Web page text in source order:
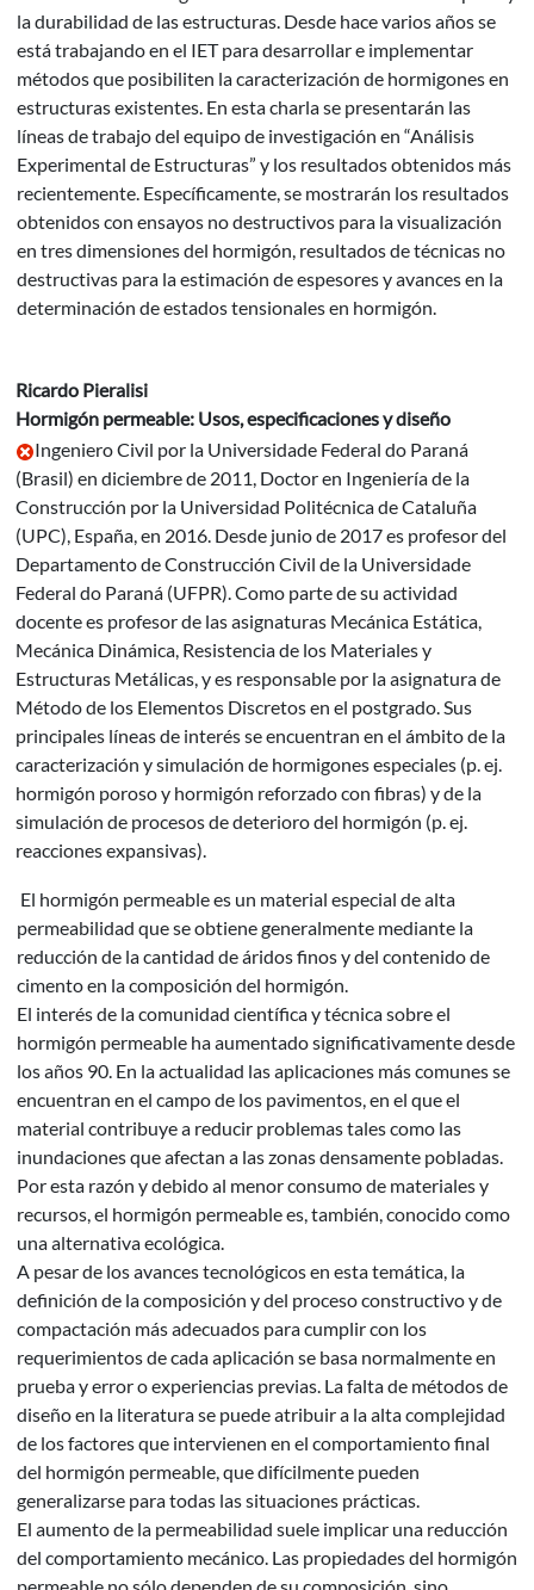
la durabilidad de las estructuras. Desde hace varios años se
está trabajando en el IET para desarrollar e implementar
métodos que posibiliten la caracterización de hormigones en
estructuras existentes. En esta charla se presentarán las
líneas de trabajo del equipo de investigación en “Análisis
Experimental de Estructuras” y los resultados obtenidos más
recientemente. Específicamente, se mostrarán los resultados
obtenidos con ensayos no destructivos para la visualización
en tres dimensiones del hormigón, resultados de técnicas no
destructivas para la estimación de espesores y avances en la
determinación de estados tensionales en hormigón.
Ricardo Pieralisi
Hormigón permeable: Usos, especificaciones y diseño
Ingeniero Civil por la Universidade Federal do Paraná
(Brasil) en diciembre de 2011, Doctor en Ingeniería de la
Construcción por la Universidad Politécnica de Cataluña
(UPC), España, en 2016. Desde junio de 2017 es profesor del
Departamento de Construcción Civil de la Universidade
Federal do Paraná (UFPR). Como parte de su actividad
docente es profesor de las asignaturas Mecánica Estática,
Mecánica Dinámica, Resistencia de los Materiales y
Estructuras Metálicas, y es responsable por la asignatura de
Método de los Elementos Discretos en el postgrado. Sus
principales líneas de interés se encuentran en el ámbito de la
caracterización y simulación de hormigones especiales (p. ej.
hormigón poroso y hormigón reforzado con fibras) y de la
simulación de procesos de deterioro del hormigón (p. ej.
reacciones expansivas).
El hormigón permeable es un material especial de alta
permeabilidad que se obtiene generalmente mediante la
reducción de la cantidad de áridos finos y del contenido de
cimento en la composición del hormigón.
El interés de la comunidad científica y técnica sobre el
hormigón permeable ha aumentado significativamente desde
los años 90. En la actualidad las aplicaciones más comunes se
encuentran en el campo de los pavimentos, en el que el
material contribuye a reducir problemas tales como las
inundaciones que afectan a las zonas densamente pobladas.
Por esta razón y debido al menor consumo de materiales y
recursos, el hormigón permeable es, también, conocido como
una alternativa ecológica.
A pesar de los avances tecnológicos en esta temática, la
definición de la composición y del proceso constructivo y de
compactación más adecuados para cumplir con los
requerimientos de cada aplicación se basa normalmente en
prueba y error o experiencias previas. La falta de métodos de
diseño en la literatura se puede atribuir a la alta complejidad
de los factores que intervienen en el comportamiento final
del hormigón permeable, que difícilmente pueden
generalizarse para todas las situaciones prácticas.
El aumento de la permeabilidad suele implicar una reducción
del comportamiento mecánico. Las propiedades del hormigón